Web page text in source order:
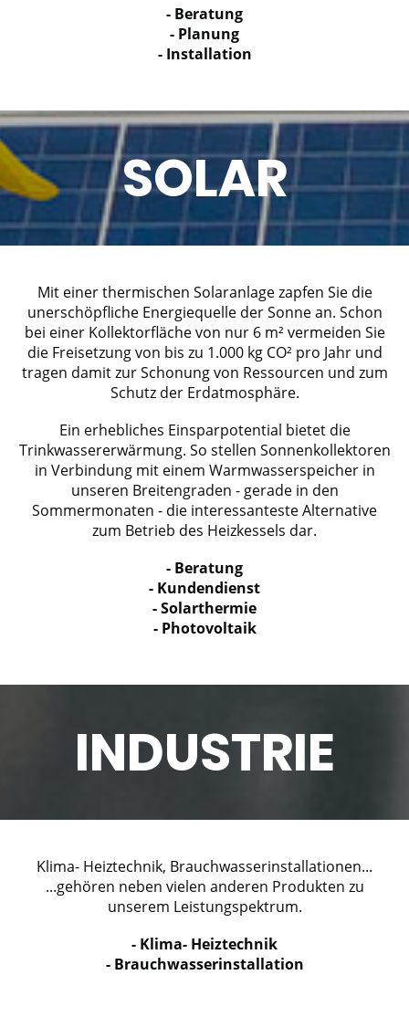
- Beratung
- Planung
- Installation
SOLAR
Mit einer thermischen Solaranlage zapfen Sie die
unerschöpfliche Energiequelle der Sonne an. Schon
bei einer Kollektorfläche von nur 6 m² vermeiden Sie
die Freisetzung von bis zu 1.000 kg CO² pro Jahr und
tragen damit zur Schonung von Ressourcen und zum
Schutz der Erdatmosphäre.
Ein erhebliches Einsparpotential bietet die
Trinkwassererwärmung. So stellen Sonnenkollektoren
in Verbindung mit einem Warmwasserspeicher in
unseren Breitengraden - gerade in den
Sommermonaten - die interessanteste Alternative
zum Betrieb des Heizkessels dar.
- Beratung
- Kundendienst
- Solarthermie
- Photovoltaik
INDUSTRIE
Klima- Heiztechnik, Brauchwasserinstallationen...
...gehören neben vielen anderen Produkten zu
unserem Leistungspektrum.
- Klima- Heiztechnik
- Brauchwasserinstallation